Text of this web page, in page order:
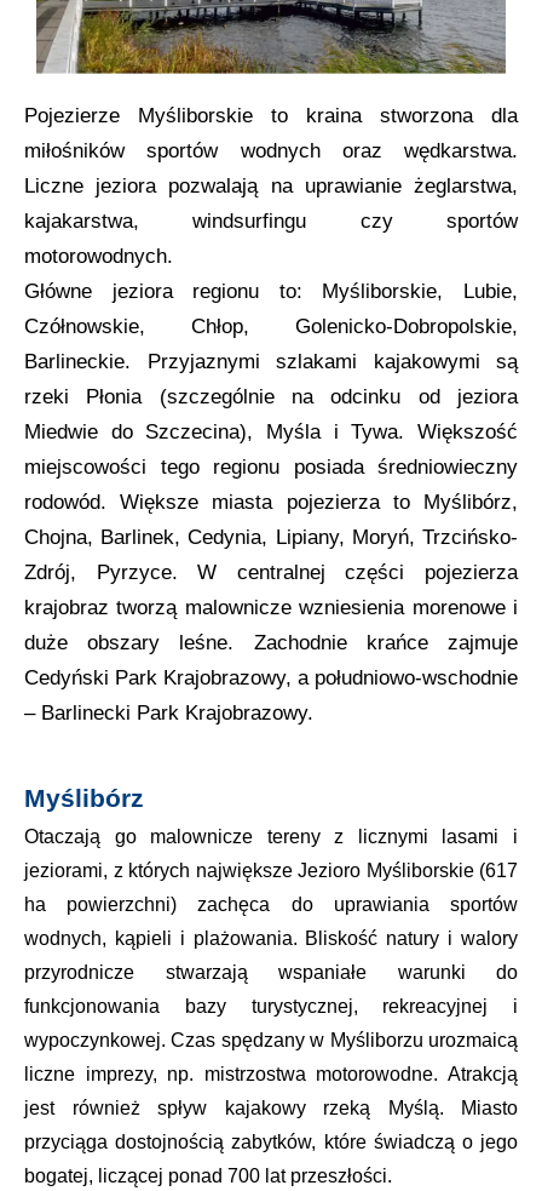
Pojezierze Myśliborskie to kraina stworzona dla
miłośników sportów wodnych oraz wędkarstwa.
Liczne jeziora pozwalają na uprawianie żeglarstwa,
kajakarstwa, windsurfingu czy sportów
motorowodnych.
Główne jeziora regionu to: Myśliborskie, Lubie,
Czółnowskie, Chłop, Golenicko-Dobropolskie,
Barlineckie. Przyjaznymi szlakami kajakowymi są
rzeki Płonia (szczególnie na odcinku od jeziora
Miedwie do Szczecina), Myśla i Tywa. Większość
miejscowości tego regionu posiada średniowieczny
rodowód. Większe miasta pojezierza to Myślibórz,
Chojna, Barlinek, Cedynia, Lipiany, Moryń, Trzcińsko-
Zdrój, Pyrzyce. W centralnej części pojezierza
krajobraz tworzą malownicze wzniesienia morenowe i
duże obszary leśne. Zachodnie krańce zajmuje
Cedyński Park Krajobrazowy, a południowo-wschodnie
– Barlinecki Park Krajobrazowy.
Myślibórz
Otaczają go malownicze tereny z licznymi lasami i
jeziorami, z których największe Jezioro Myśliborskie (617
ha powierzchni) zachęca do uprawiania sportów
wodnych, kąpieli i plażowania. Bliskość natury i walory
przyrodnicze stwarzają wspaniałe warunki do
funkcjonowania bazy turystycznej, rekreacyjnej i
wypoczynkowej. Czas spędzany w Myśliborzu urozmaicą
liczne imprezy, np. mistrzostwa motorowodne. Atrakcją
jest również spływ kajakowy rzeką Myślą. Miasto
przyciąga dostojnością zabytków, które świadczą o jego
bogatej, liczącej ponad 700 lat przeszłości.